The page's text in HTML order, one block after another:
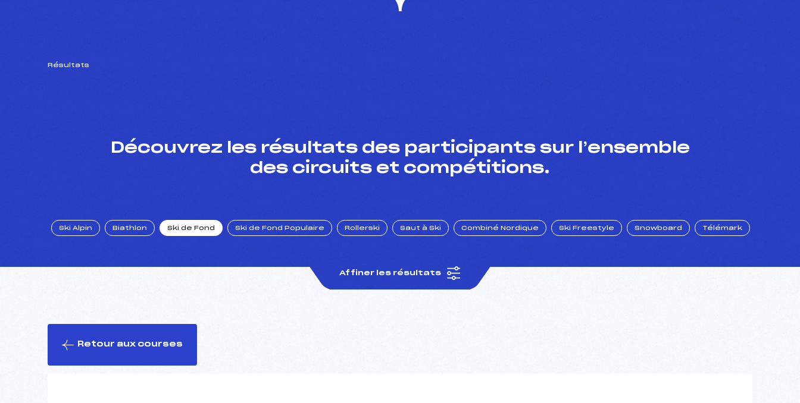
Résultats
Découvrez les résultats des participants sur l’ensemble
des circuits et compétitions.
Ski Alpin Biathlon Ski de Fond Ski de Fond Populaire Rollerski Saut à Ski Combiné Nordique Ski Freestyle Snowboard Télémark
Affiner les résultats
Retour aux courses